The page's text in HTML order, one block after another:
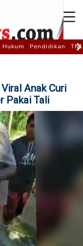
Hukum Pendidikan
Anak Curi
Pakai Tali